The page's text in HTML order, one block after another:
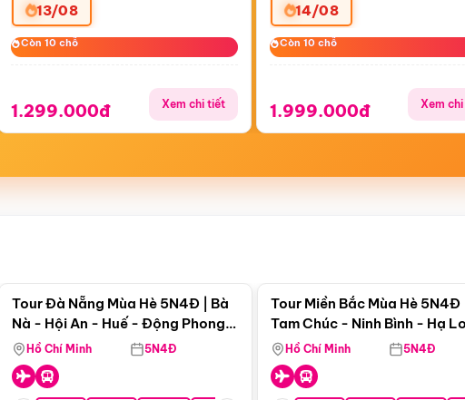
13/08
Còn 10 chỗ
Còn 10 chỗ
1.299.000đ Xem chi tiết
14/08
Còn 10 chỗ
Còn 10 chỗ
1.999.000đ Xem
Tour Đà Nẵng Mùa Hè 5N4Đ | Bà
Nà - Hội An - Huế - Động Phong
NhaHồ Chí Minh 5N4Đ
Tour Miền Bắc Mùa Hè 5N4Đ |
Tam Chúc - Ninh Bình - Hạ
Hồ Chí Minh 5N4Đ